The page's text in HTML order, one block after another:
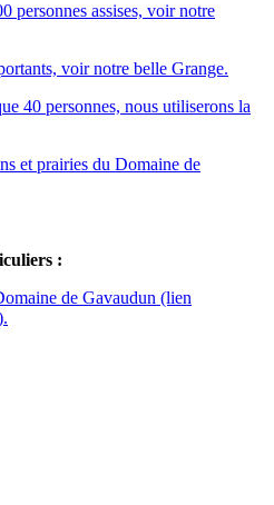
personnes assises, voir notre
voir notre belle Grange.
40 personnes, nous utiliserons la
et prairies du Domaine de
:
de Gavaudun (lien